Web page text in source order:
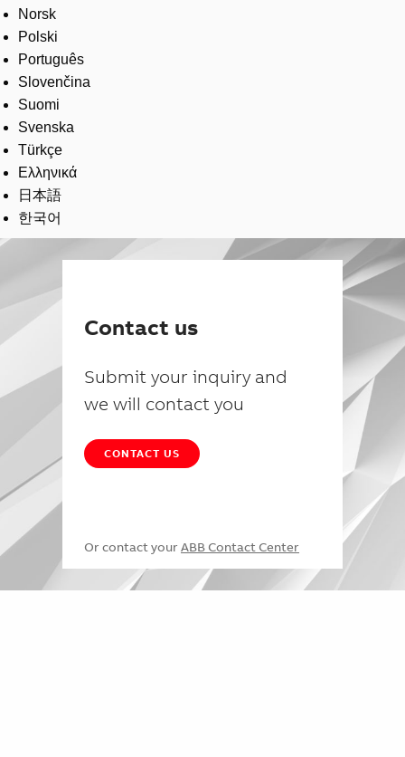
Norsk
Polski
Português
Slovenčina
Suomi
Svenska
Türkçe
Ελληνικά
日本語
한국어
Contact us
Submit your inquiry and
we will contact you
CONTACT US
Or contact your ABB Contact Center